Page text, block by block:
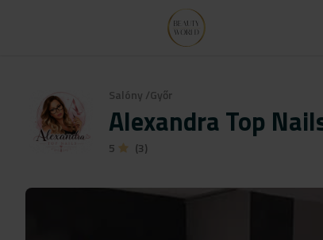
Salóny /Győr
Alexandra Top
5 (3)